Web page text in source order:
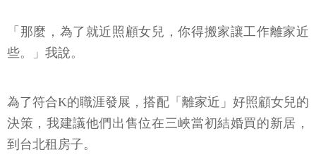
「那麼，為了就近照顧女兒，你得搬家讓工作離家近
些。」我說。
為了符合K的職涯發展，搭配「離家近」好照顧女兒的
決策，我建議他們出售位在三峽當初結婚買的新居，
到台北租房子。